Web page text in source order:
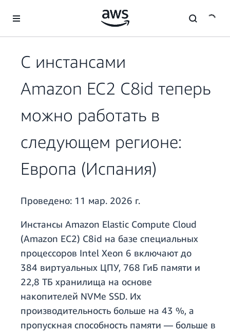
Перейти к главному контенту
С инстансами
Amazon EC2 C8id теперь
можно работать в
следующем регионе:
Европа (Испания)
Проведено: 11 мар. 2026 г.
Инстансы Amazon Elastic Compute Cloud
(Amazon EC2) C8id на базе специальных
процессоров Intel Xeon 6 включают до
384 виртуальных ЦПУ, 768 ГиБ памяти и
22,8 ТБ хранилища на основе
накопителей NVMe SSD. Их
производительность больше на 43 %, а
пропускная способность памяти — больше в